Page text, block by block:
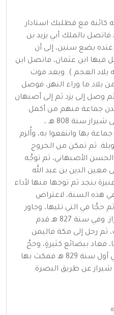
كائنة مع قطلبك استادار
فاتصل بالملك أبي يزيد بن
بضع سنين، إلى أن
فيها ابن عثمان، فاتصل ابن
بلاد العجم ). وبعد موت
807 هـ ، خرج من بلاد ما وراء النهر، فوصل
وصل إلى يزد ثم إلى أصبهان
جماعة منهم من أكمل
ومنهم من لم يكملوا، وتوجه إلى شيراز سنة 808 هـ ،
بها وانتفعوا به، وأُلزم
ثم تمكن من الخروج
الحسن الأصبهاني، ثم توجَّه
المولى معين الدين بن عبد الله
بنجد ثم توجها منها لأداء
هذه السنة، لاعتراض
حجَّا في التي تليها، وجاور
بمكة والمدينة، ثم رجع إلى شيراز. وفي سنة 827 هـ قدم
ثم رحل إلى مكة فاليمن
فعاد ببضائع كثيرةٍ، وحجَّ
سنة 828 هـ، ثم دخل القاهرة في أول سنة 829 هـ فمكث بها
شيراز عن طريق البصرة.